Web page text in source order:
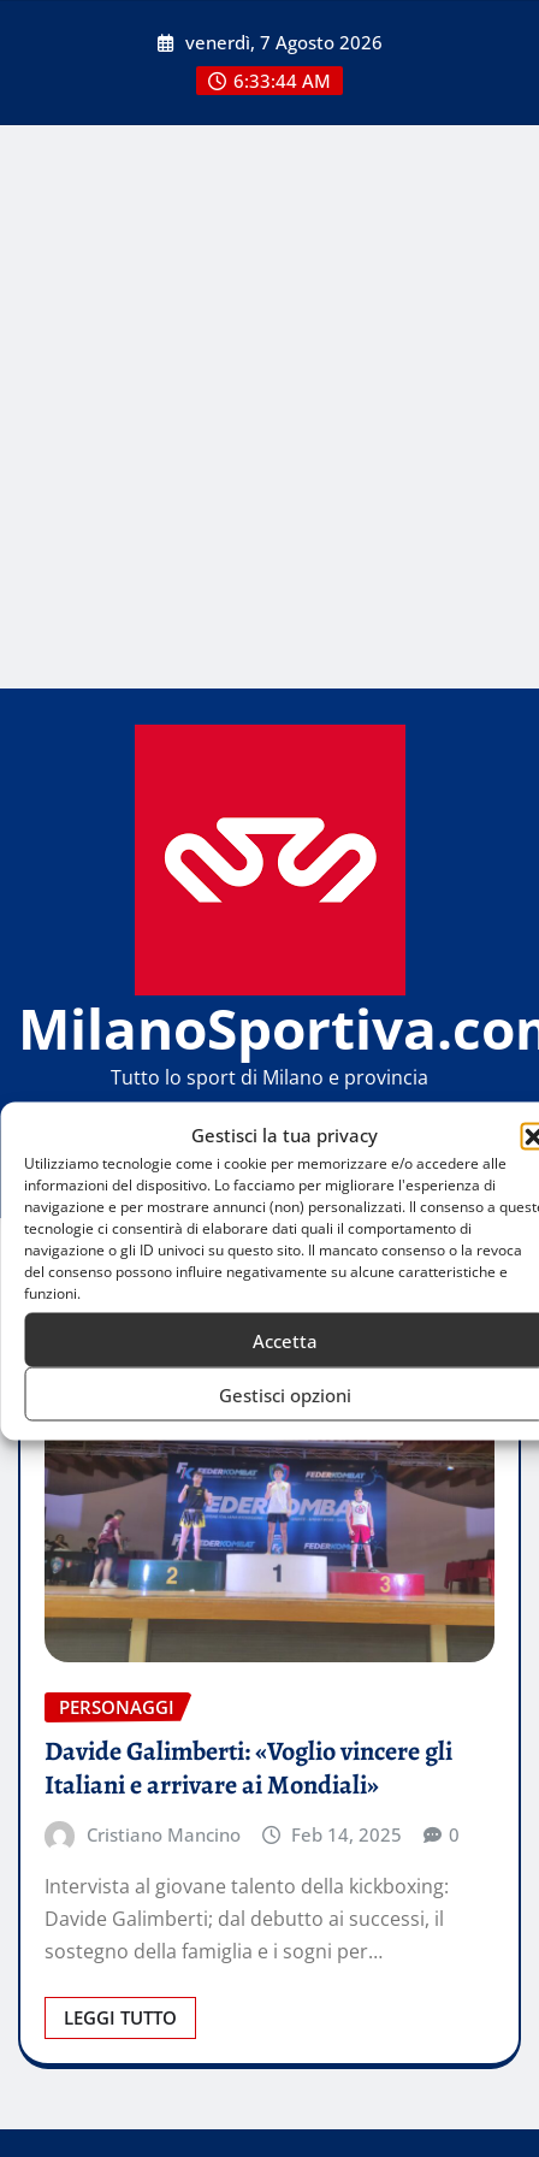
Gestisci la tua privacy
Utilizziamo tecnologie come i cookie per memorizzare e/o accedere alle
informazioni del dispositivo. Lo facciamo per migliorare l'esperienza di
navigazione e per mostrare annunci (non) personalizzati. Il consenso a
tecnologie ci consentirà di elaborare dati quali il comportamento di
navigazione o gli ID univoci su questo sito. Il mancato consenso o la revoca
del consenso possono influire negativamente su alcune caratteristiche e
funzioni.
Accetta
Gestisci opzioni
venerdì, 7 Agosto 2026
6:33:44 AM
Tutto lo sport di Milano e provincia
Home
Davide Galimberti: «Voglio vincere gli Italiani e
PERSONAGGI
Davide Galimberti: «Voglio vincere gli
Italiani e arrivare ai Mondiali»
Cristiano Mancino Feb 14, 2025 0
Intervista al giovane talento della kickboxing:
Davide Galimberti; dal debutto ai successi, il
sostegno della famiglia e i sogni per…
LEGGI TUTTO